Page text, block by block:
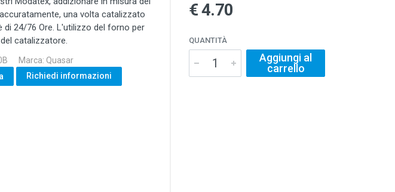
una volta catalizzato
di 24/76 Ore. L'utilizzo del forno per
catalizzatore.
Marca: Quasar
Richiedi informazioni
€ 4.70
QUANTITÀ
Aggiungi al
carrello